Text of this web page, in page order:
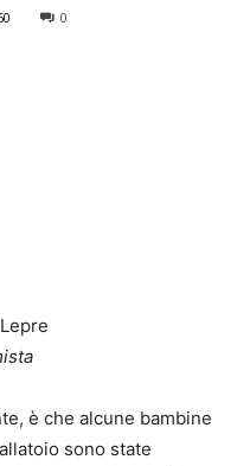
0
è che alcune bambine
sono state